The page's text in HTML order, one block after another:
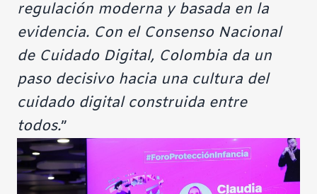
regulación moderna y basada en la
evidencia. Con el Consenso Nacional
de Cuidado Digital, Colombia da un
paso decisivo hacia una cultura del
cuidado digital construida entre
todos.”